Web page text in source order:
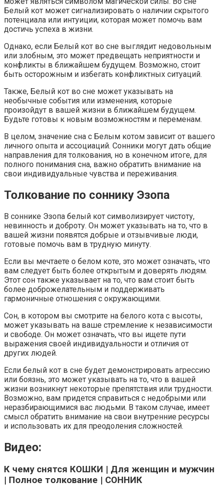
Белый кот может сигнализировать о наличии скрытого
потенциала или интуиции, которая может помочь вам
достичь успеха в жизни.
Однако, если Белый кот во сне выглядит недовольным
или злобным, это может предвещать неприятности и
конфликты в ближайшем будущем. Возможно, стоит
быть осторожным и избегать конфликтных ситуаций.
Также, Белый кот во сне может указывать на
необычные события или изменения, которые
произойдут в вашей жизни в ближайшем будущем.
Будьте готовы к новым возможностям и переменам.
В целом, значение сна с Белым котом зависит от вашего
личного опыта и ассоциаций. Сонники могут дать общие
направления для толкования, но в конечном итоге, для
полного понимания сна, важно обратить внимание на
свои индивидуальные чувства и переживания.
Толкование по соннику Эзопа
В соннике Эзопа белый кот символизирует чистоту,
невинность и доброту. Он может указывать на то, что в
вашей жизни появятся добрые и отзывчивые люди,
готовые помочь вам в трудную минуту.
Если вы мечтаете о белом коте, это может означать, что
вам следует быть более открытым и доверять людям.
Этот сон также указывает на то, что вам стоит быть
более доброжелательным и поддерживать
гармоничные отношения с окружающими.
Сон, в котором вы смотрите на белого кота с высоты,
может указывать на ваше стремление к независимости
и свободе. Он может означать, что вы ищете пути
выражения своей индивидуальности и отличия от
других людей.
Если белый кот в сне будет демонстрировать агрессию
или боязнь, это может указывать на то, что в вашей
жизни возникнут некоторые препятствия или трудности.
Возможно, вам придется справиться с недобрыми или
неразбирающимися вас людьми. В таком случае, имеет
смысл обратить внимание на свои внутренние ресурсы
и использовать их для преодоления сложностей.
Видео:
К чему снятся КОШКИ | Для женщин и мужчин
| Полное толкование | СОННИК